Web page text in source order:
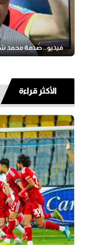
فيديو.. صدمة محمد
الأكثر قراءة